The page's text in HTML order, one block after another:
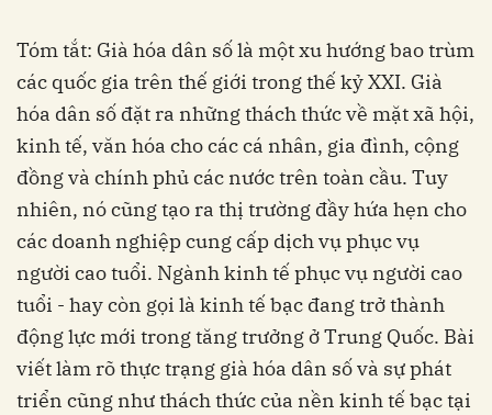
Tóm tắt: Già hóa dân số là một xu hướng bao trùm
các quốc gia trên thế giới trong thế kỷ XXI. Già
hóa dân số đặt ra những thách thức về mặt xã hội,
kinh tế, văn hóa cho các cá nhân, gia đình, cộng
đồng và chính phủ các nước trên toàn cầu. Tuy
nhiên, nó cũng tạo ra thị trường đầy hứa hẹn cho
các doanh nghiệp cung cấp dịch vụ phục vụ
người cao tuổi. Ngành kinh tế phục vụ người cao
tuổi - hay còn gọi là kinh tế bạc đang trở thành
động lực mới trong tăng trưởng ở Trung Quốc. Bài
viết làm rõ thực trạng già hóa dân số và sự phát
triển cũng như thách thức của nền kinh tế bạc tại